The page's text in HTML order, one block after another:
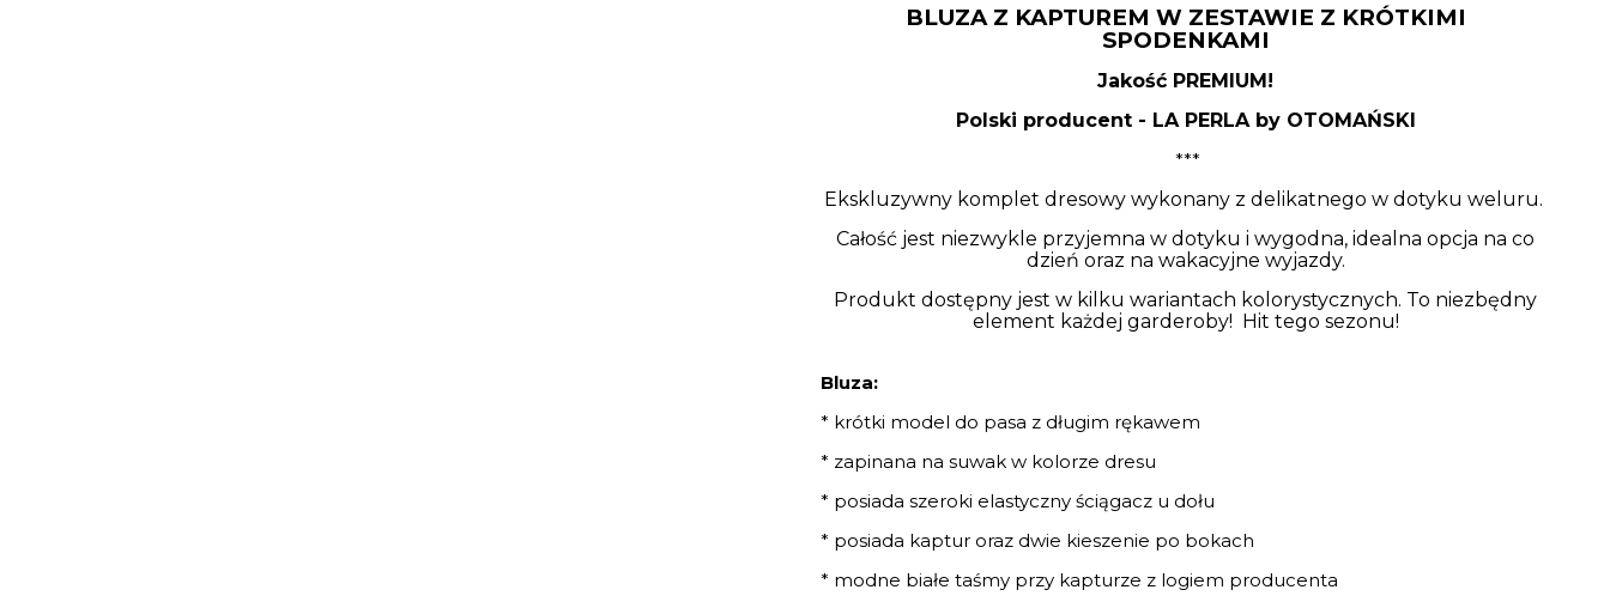
BLUZA Z KAPTUREM W ZESTAWIE Z KRÓTKIMI
SPODENKAMI
Jakość PREMIUM!
Polski producent - LA PERLA by OTOMAŃSKI
***
Ekskluzywny komplet dresowy wykonany z delikatnego w dotyku weluru.
Całość jest niezwykle przyjemna w dotyku i wygodna, idealna opcja na co
dzień oraz na wakacyjne wyjazdy.
Produkt dostępny jest w kilku wariantach kolorystycznych. To niezbędny
element każdej garderoby! Hit tego sezonu!
Bluza:
* krótki model do pasa z długim rękawem
* zapinana na suwak w kolorze dresu
* posiada szeroki elastyczny ściągacz u dołu
* posiada kaptur oraz dwie kieszenie po bokach
* modne białe taśmy przy kapturze z logiem producenta